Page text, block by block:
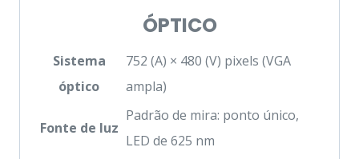
ÓPTICO
Sistema
óptico
752 (A) × 480 (V) pixels (VGA
ampla)
Fonte de luz
Padrão de mira: ponto único,
LED de 625 nm